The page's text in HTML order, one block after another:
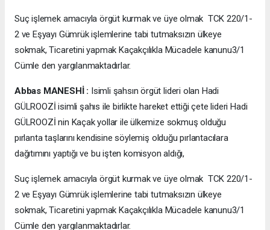
Suç işlemek amacıyla örgüt kurmak ve üye olmak TCK 220/1-
2 ve Eşyayı Gümrük işlemlerine tabi tutmaksızın ülkeye
sokmak, Ticaretini yapmak Kaçakçılıkla Mücadele kanunu3/1
Cümle den yargılanmaktadırlar.
Abbas MANESHİ : Isimli şahsın örgüt lideri olan Hadi
GÜLROOZİ isimli şahıs ile birlikte hareket ettiği çete lideri Hadi
GÜLROOZİ nin Kaçak yollar ile ülkemize sokmuş olduğu
pırlanta taşlarını kendisine söylemiş olduğu pırlantacılara
dağıtımını yaptığı ve bu işten komisyon aldığı,
Suç işlemek amacıyla örgüt kurmak ve üye olmak TCK 220/1-
2 ve Eşyayı Gümrük işlemlerine tabi tutmaksızın ülkeye
sokmak, Ticaretini yapmak Kaçakçılıkla Mücadele kanunu3/1
Cümle den yargılanmaktadırlar.